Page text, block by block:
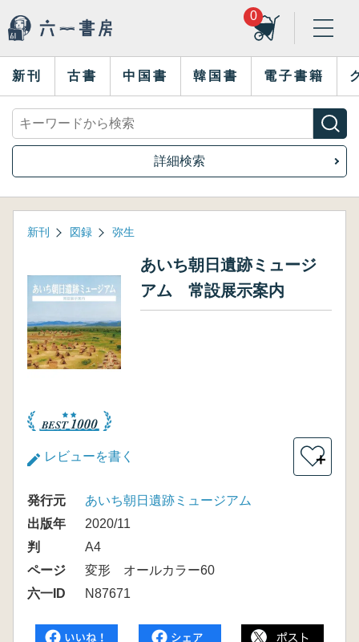
0
新刊 古書 中国書 韓国書 電子書籍
詳細検索
新刊 図録 弥生
あいち朝日遺跡ミュージ
アム 常設展示案内
レビューを書く ＋
発行元
あいち朝日遺跡ミュージアム
出版年
2020/11
判
A4
ページ
変形 オールカラー60
六一ID
N87671